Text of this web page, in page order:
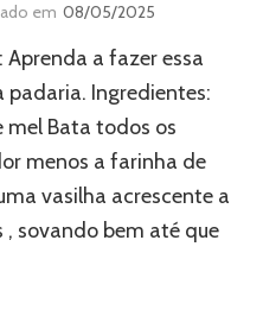
em 08/05/2025
Aprenda a fazer essa
padaria. Ingredientes:
mel Bata todos os
menos a farinha de
vasilha acrescente a
sovando bem até que